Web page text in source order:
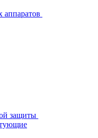
аппаратов
защиты